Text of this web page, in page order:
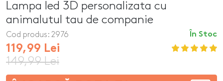
Lampa led 3D personalizata cu
animalutul tau de companie
În Stoc
Cod produs: 2976
119,99 Lei
149,99 Lei